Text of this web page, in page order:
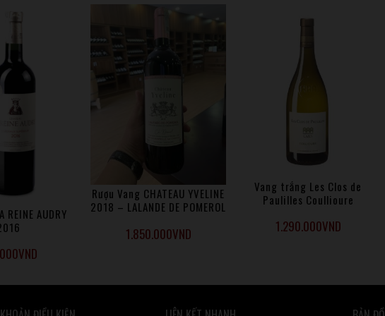
REINE AUDRY
VND
Rượu Vang CHATEAU YVELINE
2018 – LALANDE DE POMEROL
1.850.000VND
Vang trắng Les Clos de
Paulilles Coullioure
1.290.000VND